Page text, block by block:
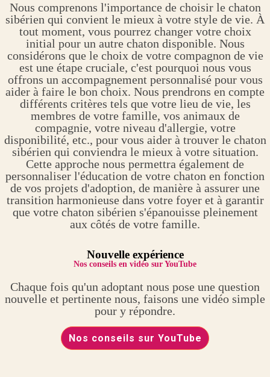
Nous comprenons l'importance de choisir le chaton
sibérien qui convient le mieux à votre style de vie. À
tout moment, vous pourrez changer votre choix
initial pour un autre chaton disponible. Nous
considérons que le choix de votre compagnon de vie
est une étape cruciale, c'est pourquoi nous vous
offrons un accompagnement personnalisé pour vous
aider à faire le bon choix. Nous prendrons en compte
différents critères tels que votre lieu de vie, les
membres de votre famille, vos animaux de
compagnie, votre niveau d'allergie, votre
disponibilité, etc., pour vous aider à trouver le chaton
sibérien qui conviendra le mieux à votre situation.
Cette approche nous permettra également de
personnaliser l'éducation de votre chaton en fonction
de vos projets d'adoption, de manière à assurer une
transition harmonieuse dans votre foyer et à garantir
que votre chaton sibérien s'épanouisse pleinement
aux côtés de votre famille.
Nouvelle expérience
Nos conseils en vidéo sur YouTube
Chaque fois qu'un adoptant nous pose une question
nouvelle et pertinente nous, faisons une vidéo simple
pour y répondre.
Nos conseils sur YouTube